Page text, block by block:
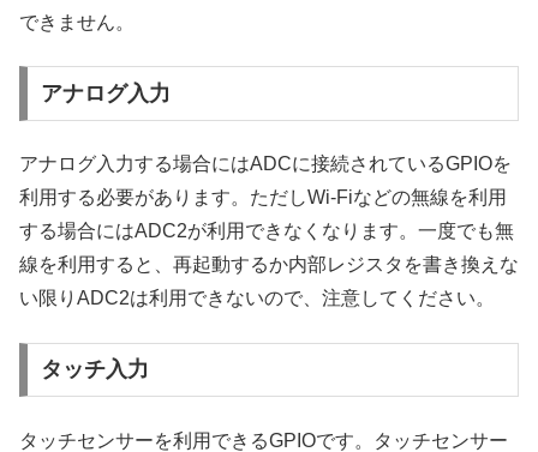
できません。
アナログ入力
アナログ入力する場合にはADCに接続されているGPIOを
利用する必要があります。ただしWi-Fiなどの無線を利用
する場合にはADC2が利用できなくなります。一度でも無
線を利用すると、再起動するか内部レジスタを書き換えな
い限りADC2は利用できないので、注意してください。
タッチ入力
タッチセンサーを利用できるGPIOです。タッチセンサー